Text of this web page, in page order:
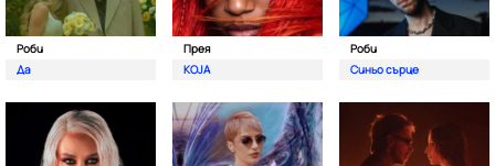
Роби
Да
Прея
KOJA
Роби
Синьо сърце